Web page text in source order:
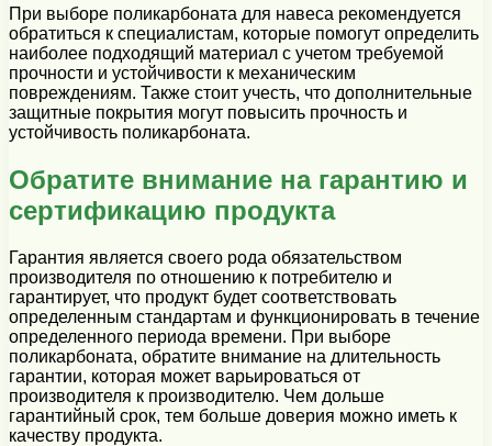
При выборе поликарбоната для навеса рекомендуется
обратиться к специалистам, которые помогут определить
наиболее подходящий материал с учетом требуемой
прочности и устойчивости к механическим
повреждениям. Также стоит учесть, что дополнительные
защитные покрытия могут повысить прочность и
устойчивость поликарбоната.
Обратите внимание на гарантию и
сертификацию продукта
Гарантия является своего рода обязательством
производителя по отношению к потребителю и
гарантирует, что продукт будет соответствовать
определенным стандартам и функционировать в течение
определенного периода времени. При выборе
поликарбоната, обратите внимание на длительность
гарантии, которая может варьироваться от
производителя к производителю. Чем дольше
гарантийный срок, тем больше доверия можно иметь к
качеству продукта.